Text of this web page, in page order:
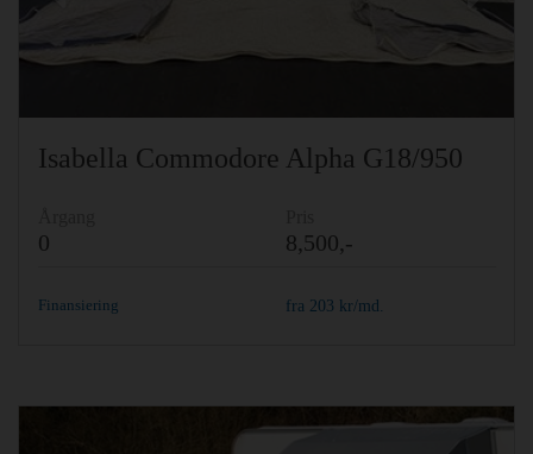
Isabella Commodore Alpha G18/950
0 8,500,-
Finansiering fra 203 kr/md.